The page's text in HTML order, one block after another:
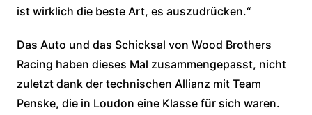
ist wirklich die beste Art, es auszudrücken.“
Das Auto und das Schicksal von Wood Brothers
Racing haben dieses Mal zusammengepasst, nicht
zuletzt dank der technischen Allianz mit Team
Penske, die in Loudon eine Klasse für sich waren.